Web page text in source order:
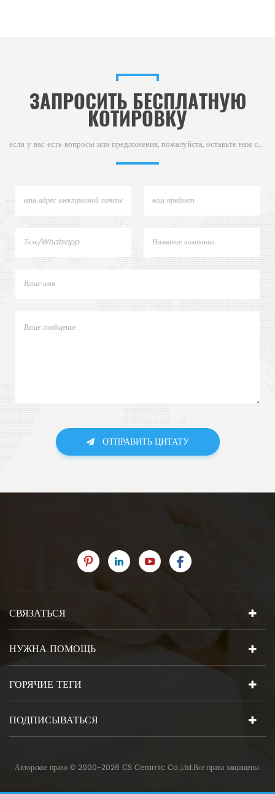
ЗАПРОСИТЬ БЕСПЛАТНУЮ
КОТИРОВКУ
если у вас есть вопросы или предложения, пожалуйста, оставьте нам сообщение,
ОТПРАВИТЬ ЦИТАТУ
СВЯЗАТЬСЯ
НУЖНА ПОМОЩЬ
ГОРЯЧИЕ ТЕГИ
ПОДПИСЫВАТЬСЯ
Авторское право © 2000-2026 CS Ceramic Co.,Ltd.Все права защищены.